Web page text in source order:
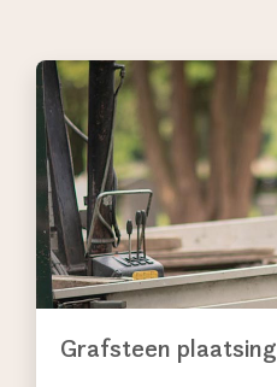
Grafsteen plaatsing